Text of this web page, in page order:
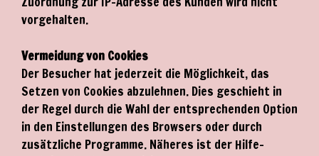
vorgehalten.
Vermeidung von Cookies
Der Besucher hat jederzeit die Möglichkeit, das
Setzen von Cookies abzulehnen. Dies geschieht in
der Regel durch die Wahl der entsprechenden Option
in den Einstellungen des Browsers oder durch
zusätzliche Programme. Näheres ist der Hilfe-